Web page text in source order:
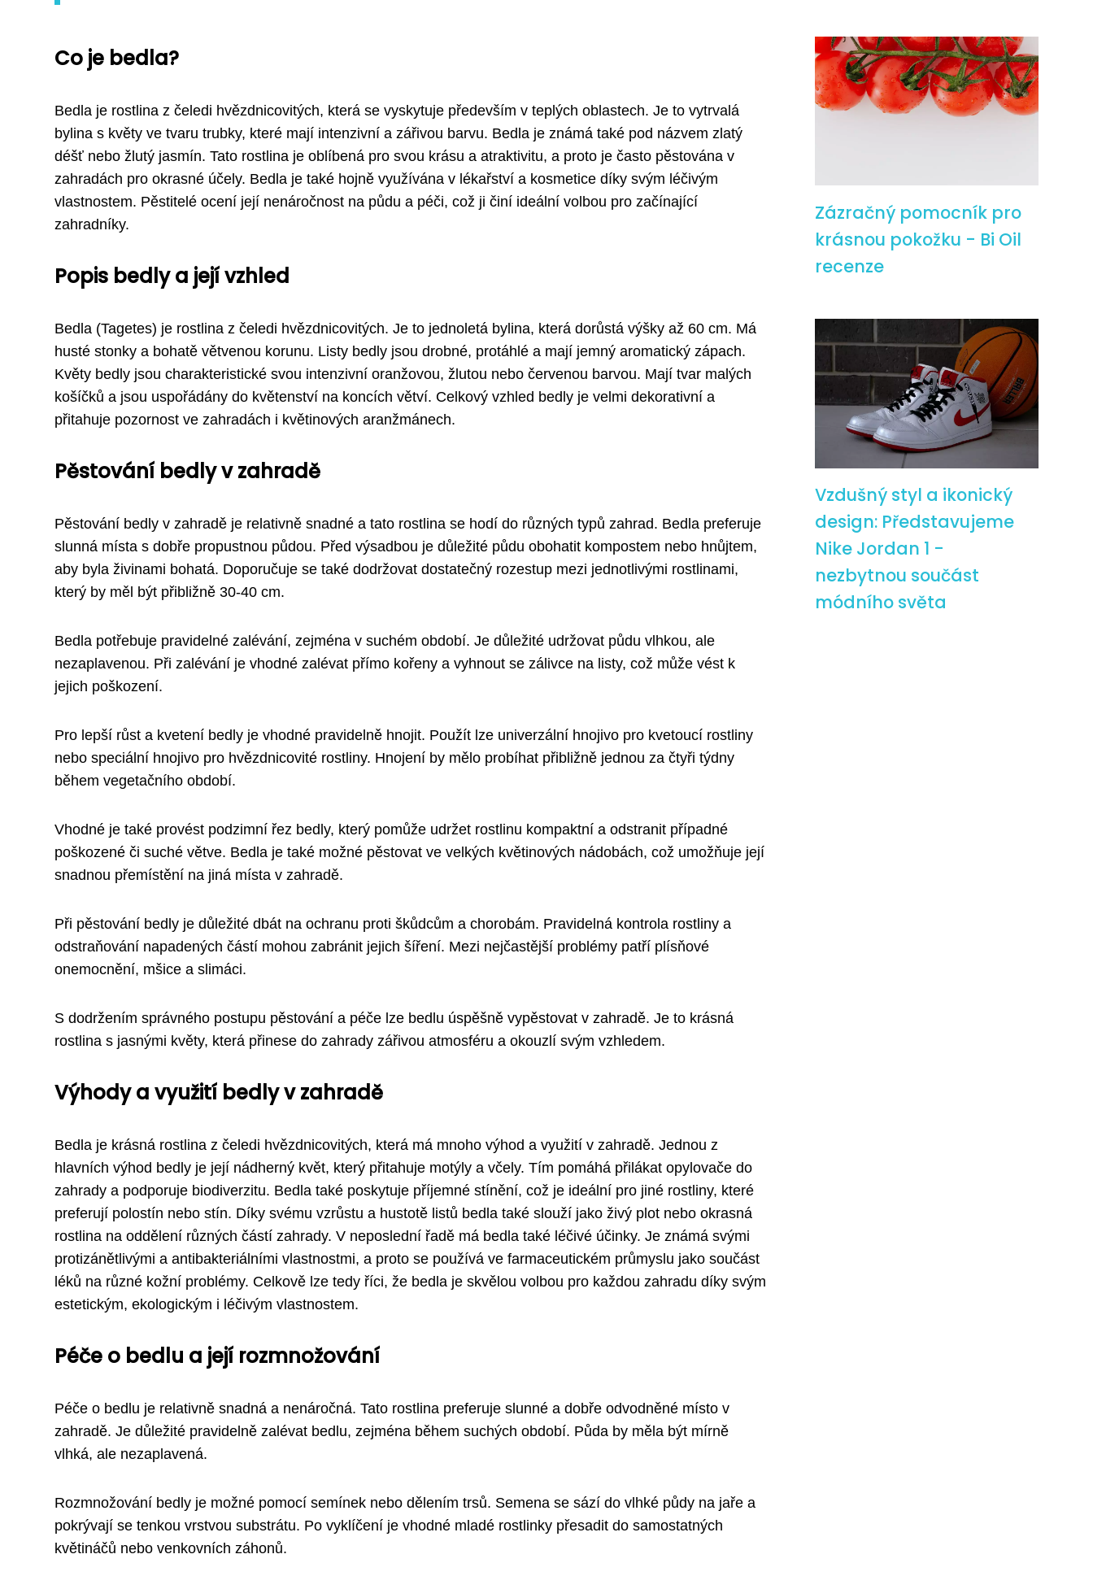
Co je bedla?
Bedla je rostlina z čeledi hvězdnicovitých, která se vyskytuje především v teplých oblastech. Je to vytrvalá
bylina s květy ve tvaru trubky, které mají intenzivní a zářivou barvu. Bedla je známá také pod názvem zlatý
déšť nebo žlutý jasmín. Tato rostlina je oblíbená pro svou krásu a atraktivitu, a proto je často pěstována v
zahradách pro okrasné účely. Bedla je také hojně využívána v lékařství a kosmetice díky svým léčivým
vlastnostem. Pěstitelé ocení její nenáročnost na půdu a péči, což ji činí ideální volbou pro začínající
zahradníky.
Popis bedly a její vzhled
Bedla (Tagetes) je rostlina z čeledi hvězdnicovitých. Je to jednoletá bylina, která dorůstá výšky až 60 cm. Má
husté stonky a bohatě větvenou korunu. Listy bedly jsou drobné, protáhlé a mají jemný aromatický zápach.
Květy bedly jsou charakteristické svou intenzivní oranžovou, žlutou nebo červenou barvou. Mají tvar malých
košíčků a jsou uspořádány do květenství na koncích větví. Celkový vzhled bedly je velmi dekorativní a
přitahuje pozornost ve zahradách i květinových aranžmánech.
Pěstování bedly v zahradě
Pěstování bedly v zahradě je relativně snadné a tato rostlina se hodí do různých typů zahrad. Bedla preferuje
slunná místa s dobře propustnou půdou. Před výsadbou je důležité půdu obohatit kompostem nebo hnůjtem,
aby byla živinami bohatá. Doporučuje se také dodržovat dostatečný rozestup mezi jednotlivými rostlinami,
který by měl být přibližně 30-40 cm.
Bedla potřebuje pravidelné zalévání, zejména v suchém období. Je důležité udržovat půdu vlhkou, ale
nezaplavenou. Při zalévání je vhodné zalévat přímo kořeny a vyhnout se zálivce na listy, což může vést k
jejich poškození.
Pro lepší růst a kvetení bedly je vhodné pravidelně hnojit. Použít lze univerzální hnojivo pro kvetoucí rostliny
nebo speciální hnojivo pro hvězdnicovité rostliny. Hnojení by mělo probíhat přibližně jednou za čtyři týdny
během vegetačního období.
Vhodné je také provést podzimní řez bedly, který pomůže udržet rostlinu kompaktní a odstranit případné
poškozené či suché větve. Bedla je také možné pěstovat ve velkých květinových nádobách, což umožňuje její
snadnou přemístění na jiná místa v zahradě.
Při pěstování bedly je důležité dbát na ochranu proti škůdcům a chorobám. Pravidelná kontrola rostliny a
odstraňování napadených částí mohou zabránit jejich šíření. Mezi nejčastější problémy patří plísňové
onemocnění, mšice a slimáci.
S dodržením správného postupu pěstování a péče lze bedlu úspěšně vypěstovat v zahradě. Je to krásná
rostlina s jasnými květy, která přinese do zahrady zářivou atmosféru a okouzlí svým vzhledem.
Výhody a využití bedly v zahradě
Bedla je krásná rostlina z čeledi hvězdnicovitých, která má mnoho výhod a využití v zahradě. Jednou z
hlavních výhod bedly je její nádherný květ, který přitahuje motýly a včely. Tím pomáhá přilákat opylovače do
zahrady a podporuje biodiverzitu. Bedla také poskytuje příjemné stínění, což je ideální pro jiné rostliny, které
preferují polostín nebo stín. Díky svému vzrůstu a hustotě listů bedla také slouží jako živý plot nebo okrasná
rostlina na oddělení různých částí zahrady. V neposlední řadě má bedla také léčivé účinky. Je známá svými
protizánětlivými a antibakteriálními vlastnostmi, a proto se používá ve farmaceutickém průmyslu jako součást
léků na různé kožní problémy. Celkově lze tedy říci, že bedla je skvělou volbou pro každou zahradu díky svým
estetickým, ekologickým i léčivým vlastnostem.
Péče o bedlu a její rozmnožování
Péče o bedlu je relativně snadná a nenáročná. Tato rostlina preferuje slunné a dobře odvodněné místo v
zahradě. Je důležité pravidelně zalévat bedlu, zejména během suchých období. Půda by měla být mírně
vlhká, ale nezaplavená.
Rozmnožování bedly je možné pomocí semínek nebo dělením trsů. Semena se sází do vlhké půdy na jaře a
pokrývají se tenkou vrstvou substrátu. Po vyklíčení je vhodné mladé rostlinky přesadit do samostatných
květináčů nebo venkovních záhonů.
Zázračný pomocník pro
krásnou pokožku - Bi Oil
recenze
Vzdušný styl a ikonický
design: Představujeme
Nike Jordan 1 -
nezbytnou součást
módního světa